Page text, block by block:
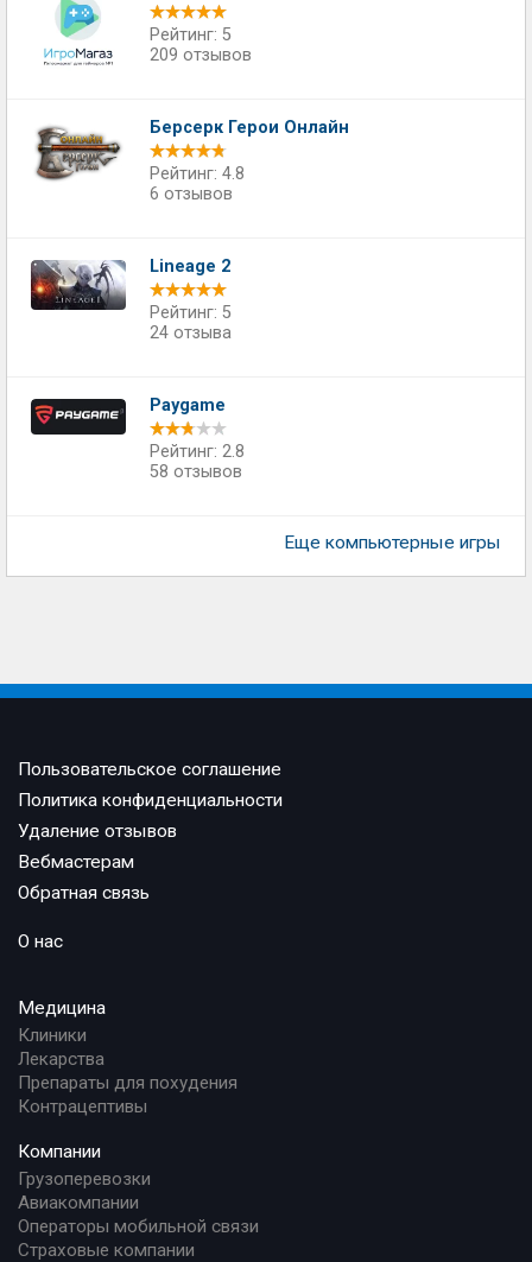
Рейтинг: 5
209 отзывов
Берсерк Герои Онлайн
Рейтинг: 4.8
6 отзывов
Lineage 2
Рейтинг: 5
24 отзыва
Paygame
Рейтинг: 2.8
58 отзывов
Еще компьютерные игры
Пользовательское соглашение
Политика конфиденциальности
Удаление отзывов
Вебмастерам
Обратная связь
О нас
Медицина
Клиники
Лекарства
Препараты для похудения
Контрацептивы
Компании
Грузоперевозки
Авиакомпании
Операторы мобильной связи
Страховые компании